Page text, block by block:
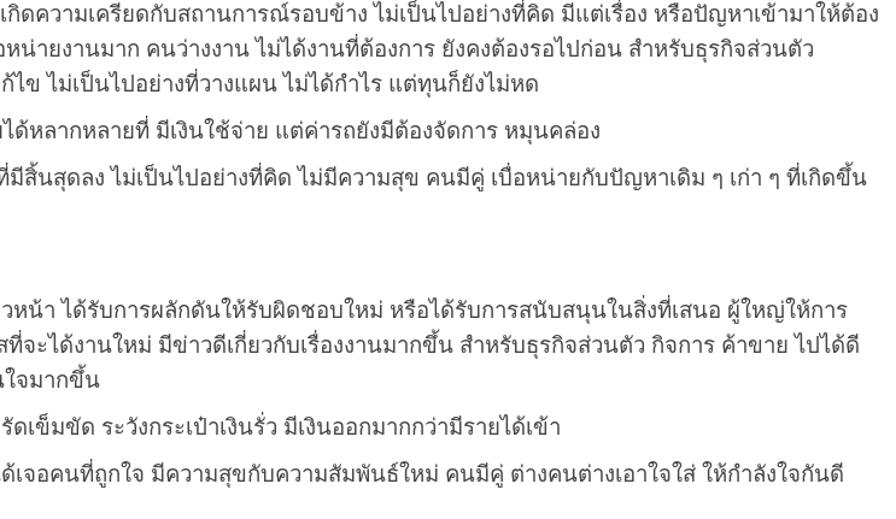
กิดความเครียดกับสถานการณ์รอบข้าง ไม่เป็นไปอย่างที่คิด มีแต่เรื่อง หรือปัญหาเข้ามาให้ต้อง
น่ายงานมาก คนว่างงาน ไม่ได้งานที่ต้องการ ยังคงต้องรอไปก่อน สำหรับธุรกิจส่วนตัว
ข ไม่เป็นไปอย่างที่วางแผน ไม่ได้กำไร แต่ทุนก็ยังไม่หด
ด้หลากหลายที่ มีเงินใช้จ่าย แต่ค่ารถยังมีต้องจัดการ หมุนคล่อง
สิ้นสุดลง ไม่เป็นไปอย่างที่คิด ไม่มีความสุข คนมีคู่ เบื่อหน่ายกับปัญหาเดิม ๆ เก่า ๆ ที่เกิดขึ้น
หน้า ได้รับการผลักดันให้รับผิดชอบใหม่ หรือได้รับการสนับสนุนในสิ่งที่เสนอ ผู้ใหญ่ให้การ
จะได้งานใหม่ มีข่าวดีเกี่ยวกับเรื่องงานมากขึ้น สำหรับธุรกิจส่วนตัว กิจการ ค้าขาย ไปได้ดี
ใจมากขึ้น
เข็มขัด ระวังกระเป๋าเงินรั่ว มีเงินออกมากกว่ามีรายได้เข้า
เจอคนที่ถูกใจ มีความสุขกับความสัมพันธ์ใหม่ คนมีคู่ ต่างคนต่างเอาใจใส่ ให้กำลังใจกันดี